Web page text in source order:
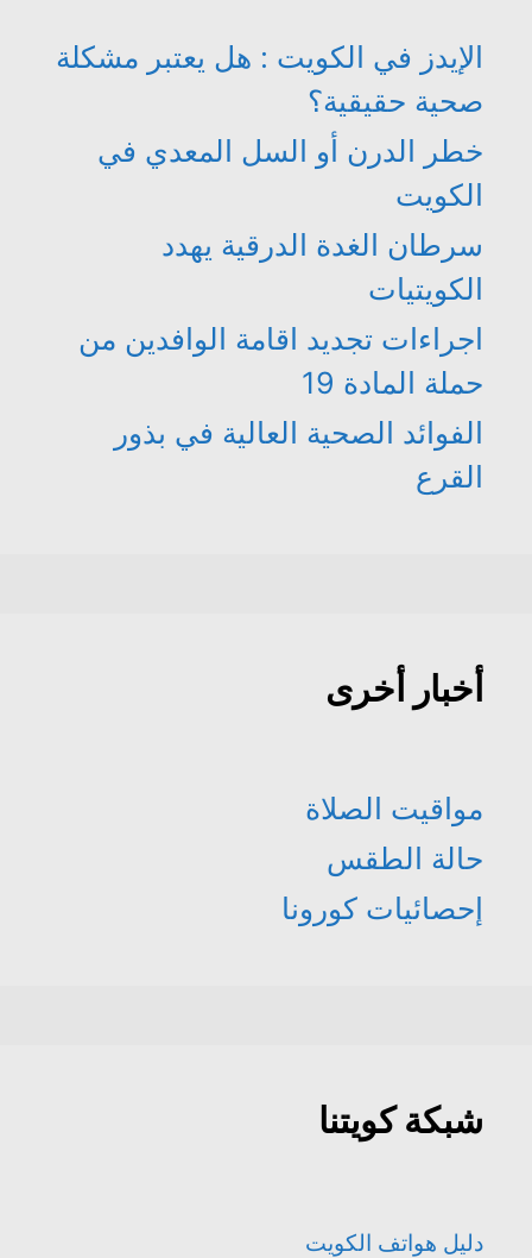
الإيدز في الكويت : هل يعتبر مشكلة
صحية حقيقية؟
خطر الدرن أو السل المعدي في
الكويت
سرطان الغدة الدرقية يهدد
الكويتيات
اجراءات تجديد اقامة الوافدين من
حملة المادة 19
الفوائد الصحية العالية في بذور
القرع
أخبار أخرى
مواقيت الصلاة
حالة الطقس
إحصائيات كورونا
شبكة كويتنا
دليل هواتف الكويت